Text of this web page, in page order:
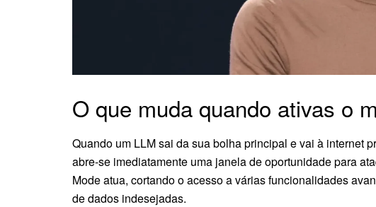
O que muda quando ativas o
Quando um LLM sai da sua bolha principal e vai à internet
abre-se imediatamente uma janela de oportunidade para
Mode atua, cortando o acesso a várias funcionalidades
de dados indesejadas.